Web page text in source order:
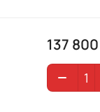
137